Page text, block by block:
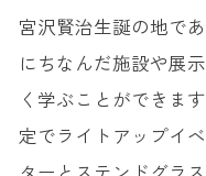
宮沢賢治生誕の地で
にちなんだ施設や展
く学ぶことができま
定でライトアップイ